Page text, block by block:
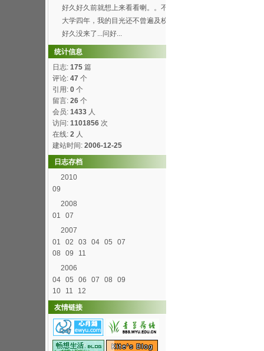
好久好久前就想上来看看喇。。不
过总是打开了首页进不...
大学四年，我的目光还不曾遍及校
园的每个角落，就快要...
好久没来了...问好...
统计信息
日志: 175 篇
评论: 47 个
引用: 0 个
留言: 26 个
会员: 1433 人
访问: 1101856 次
在线: 2 人
建站时间: 2006-12-25
日志存档
2010
09
2008
01
07
2007
01
02 03 04 05
07
08
09
11
2006
04 05 06 07 08
09
10
11
12
友情链接